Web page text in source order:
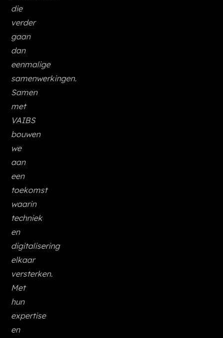
die
verder
gaan
dan
eenmalige
samenwerkingen.
Samen
met
VAIBS
bouwen
we
aan
een
toekomst
waarin
techniek
en
digitalisering
elkaar
versterken.
Met
hun
expertise
en